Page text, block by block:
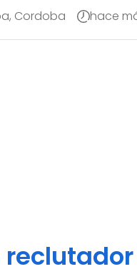
Cordoba
hace